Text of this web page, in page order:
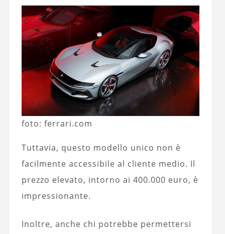
foto: ferrari.com
Tuttavia, questo modello unico non è
facilmente accessibile al cliente medio. Il
prezzo elevato, intorno ai 400.000 euro, è
impressionante.
Inoltre, anche chi potrebbe permettersi